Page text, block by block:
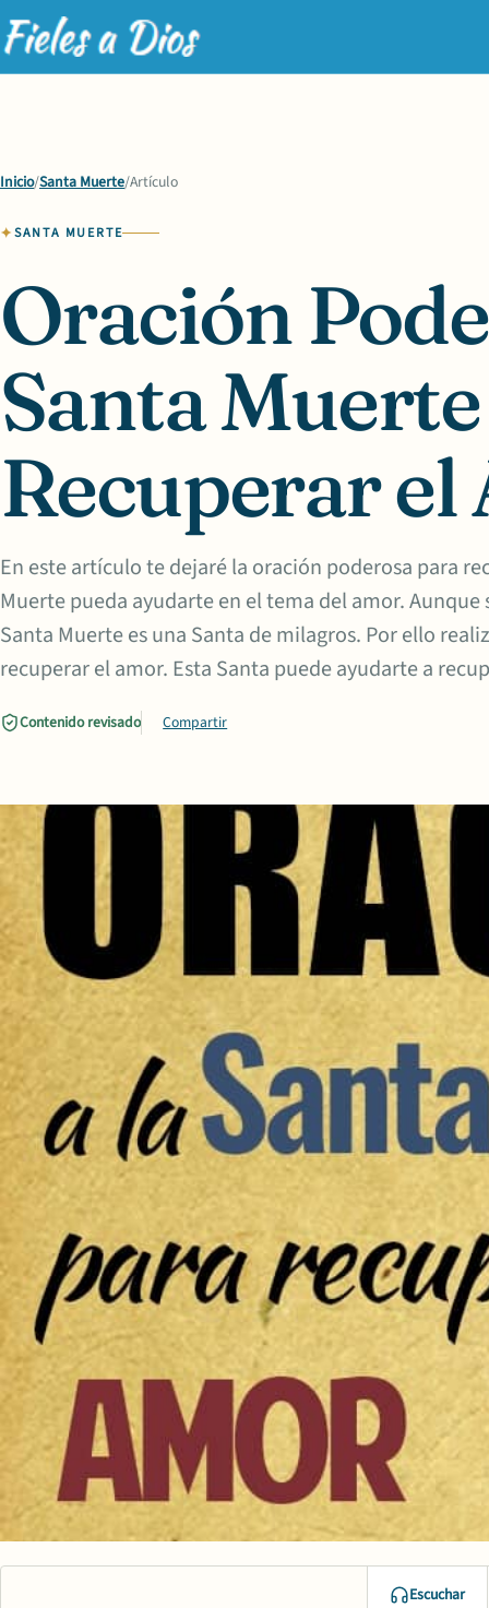
Inicio/Santa Muerte/Artículo
SANTA MUERTE
Oración
Santa
Recuperar
En este artículo te dejaré la oración poderosa para
Muerte pueda ayudarte en el tema del amor.
Santa Muerte es una Santa de milagros. Por ello
recuperar el amor. Esta Santa puede ayudarte a
Contenido revisado Compartir
Escuchar